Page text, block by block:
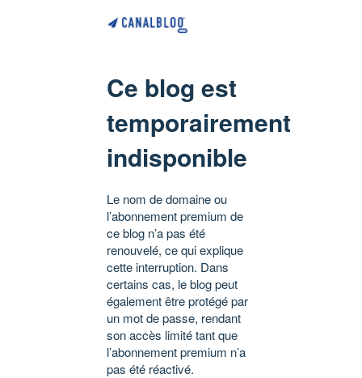
Ce blog est
temporairement
indisponible
Le nom de domaine ou
l’abonnement premium de
ce blog n’a pas été
renouvelé, ce qui explique
cette interruption. Dans
certains cas, le blog peut
également être protégé par
un mot de passe, rendant
son accès limité tant que
l’abonnement premium n’a
pas été réactivé.